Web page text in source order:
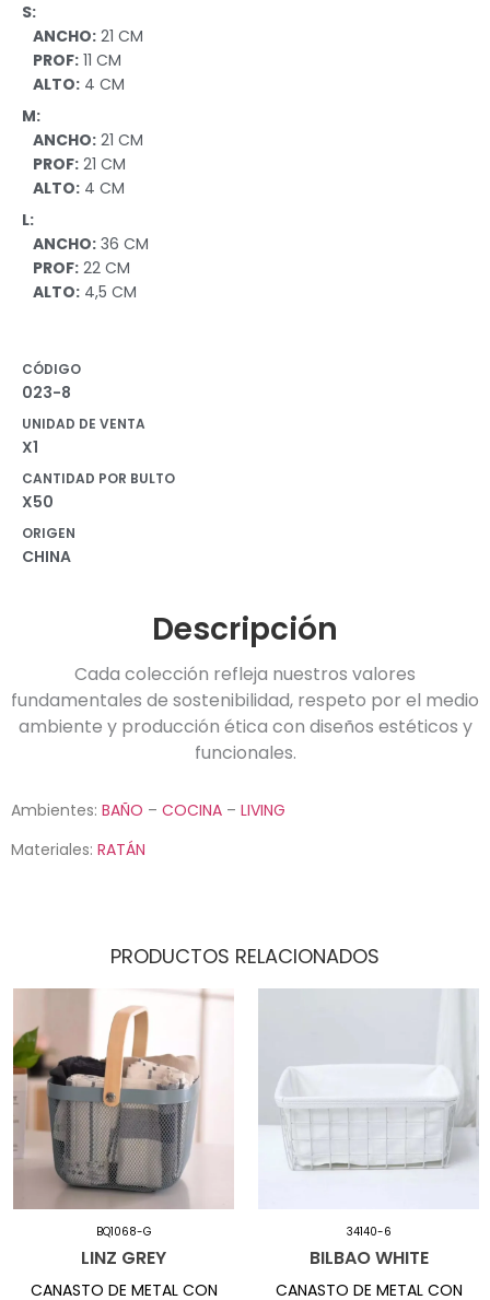
S:
ANCHO: 21 CM
PROF: 11 CM
ALTO: 4 CM
M:
ANCHO: 21 CM
PROF: 21 CM
ALTO: 4 CM
L:
ANCHO: 36 CM
PROF: 22 CM
ALTO: 4,5 CM
CÓDIGO
023-8
UNIDAD DE VENTA
X1
CANTIDAD POR BULTO
X50
ORIGEN
CHINA
Descripción
Cada colección refleja nuestros valores
fundamentales de sostenibilidad, respeto por el medio
ambiente y producción ética con diseños estéticos y
funcionales.
Ambientes: BAÑO – COCINA – LIVING
Materiales: RATÁN
PRODUCTOS RELACIONADOS
BQ1068-G
LINZ GREY
CANASTO DE METAL CON
34140-6
BILBAO WHITE
CANASTO DE METAL CON